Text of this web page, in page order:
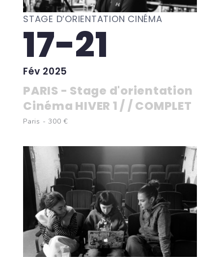
STAGE D’ORIENTATION CINÉMA
17-21
Fév 2025
PARIS - Stage d'orientation
Cinéma HIVER 1 / / COMPLET
Paris - 300 €